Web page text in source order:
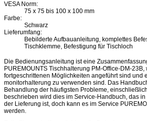
VESA Norm:
75 x 75 bis 100 x 100 mm
Farbe:
Schwarz
Lieferumfang:
Bebilderte Aufbauanleitung, komplettes
Tischklemme, Befestigung für Tischloch
Die Bedienungsanleitung ist eine
PUREMOUNTS Tischhalterung PM-Office-DM-
fortgeschrittenen Möglichkeiten angeführt sind und
monitorhalterung zu verwenden sind. Das
Behandlung der häufigsten Probleme,
beschrieben wird dies im Service-Handbuch, das in
der Lieferung ist, doch kann es im Service
werden.